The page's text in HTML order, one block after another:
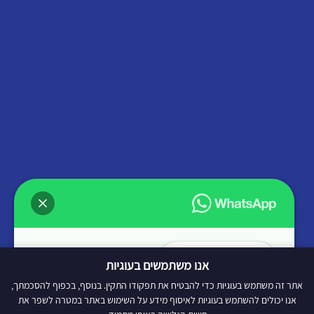
©כל הזכויות שמורות לאתר insurance4you.co.il, חל איסור מוחלט
איך אוכל לעזור לך?
אנו משתמשים בעוגיות
אתר זה משתמש בעוגיות כדי להבטיח את תפקודו התקין. בנוסף, בכפוף להסכמתך,
אנו יכולים להשתמש בעוגיות לאיסוף מידע על השימוש באתר במטרה לשפר את